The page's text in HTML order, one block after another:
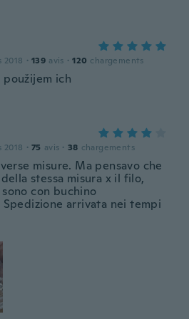
2018 · 139 avis · 120 chargements
použijem ich
2018 · 75 avis · 38 chargements
misure. Ma pensavo che
stessa misura x il filo,
con buchino
Spedizione arrivata nei tempi